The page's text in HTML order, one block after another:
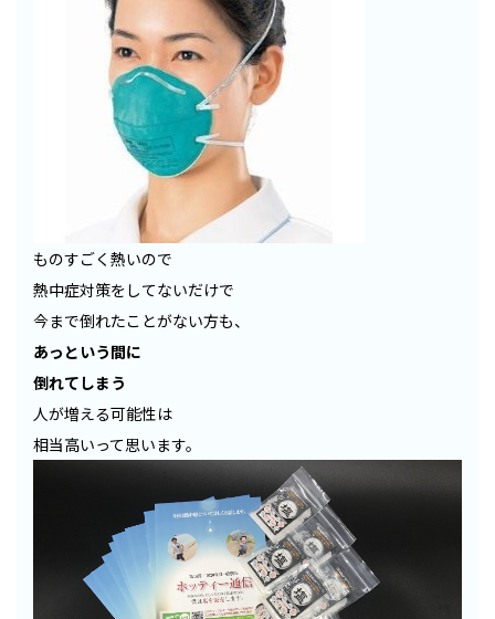
ものすごく熱いので
熱中症対策をしてないだけで
今まで倒れたことがない方も、
あっという間に
倒れてしまう
人が増える可能性は
相当高いって思います。